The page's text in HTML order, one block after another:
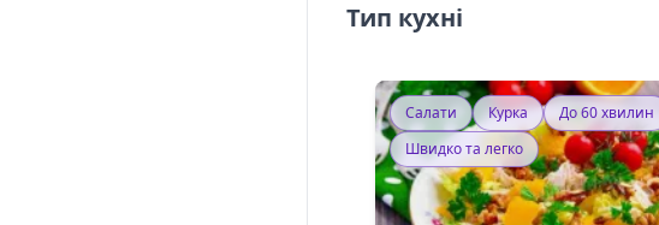
Тип кухні
Салати Курка
До 60 хвилин
Швидко та легко